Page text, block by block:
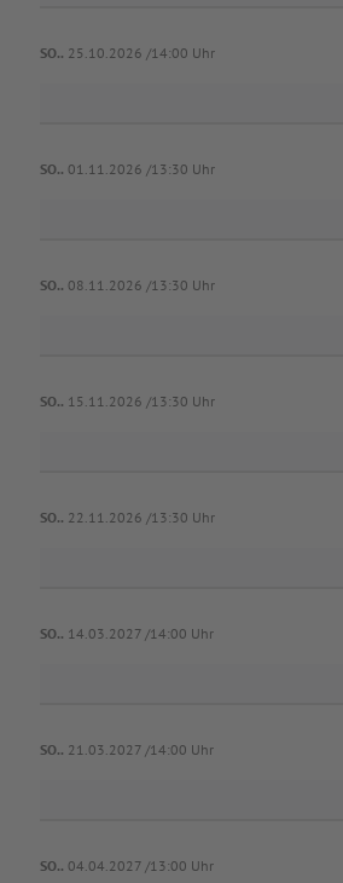
SO.. 25.10.2026 /14:00 Uhr
SO.. 01.11.2026 /13:30 Uhr
SO.. 08.11.2026 /13:30 Uhr
SO.. 15.11.2026 /13:30 Uhr
SO.. 22.11.2026 /13:30 Uhr
SO.. 14.03.2027 /14:00 Uhr
SO.. 21.03.2027 /14:00 Uhr
SO.. 04.04.2027 /13:00 Uhr